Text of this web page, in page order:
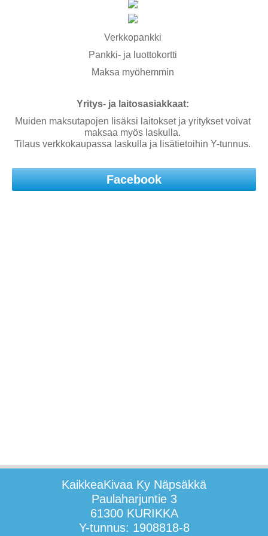
Verkkopankki
Pankki- ja luottokortti
Maksa myöhemmin
Yritys- ja laitosasiakkaat:
Muiden maksutapojen lisäksi laitokset ja yritykset voivat
maksaa myös laskulla.
Tilaus verkkokaupassa laskulla ja lisätietoihin Y-tunnus.
Facebook
KaikkeaKivaa Ky Näpsäkkä
Paulaharjuntie 3
61300 KURIKKA
Y-tunnus: 1908818-8